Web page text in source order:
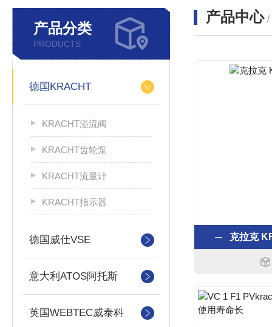
产品分类
PRODUCTS
德国KRACHT
KRACHT溢流阀
KRACHT齿轮泵
KRACHT流量计
KRACHT指示器
德国威仕VSE
意大利ATOS阿托斯
英国WEBTEC威泰科
产品中心 /
克拉克